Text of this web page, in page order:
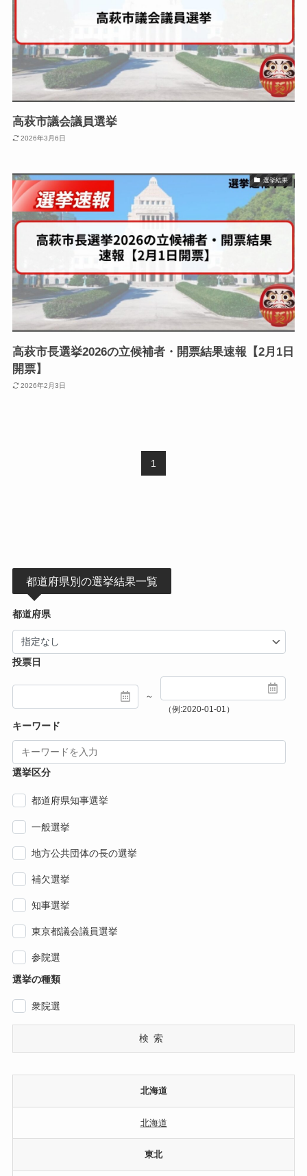
高萩市議会議員選挙
2026年3月6日
選挙結果
高萩市長選挙2026の立候補者・開票結果速報【2月1日
開票】
2026年2月3日
1
都道府県別の選挙結果一覧
都道府県
投票日
～
（例:2020-01-01）
キーワード
選挙区分
都道府県知事選挙
一般選挙
地方公共団体の長の選挙
補欠選挙
知事選挙
東京都議会議員選挙
参院選
選挙の種類
衆院選
検索
北海道
北海道
東北